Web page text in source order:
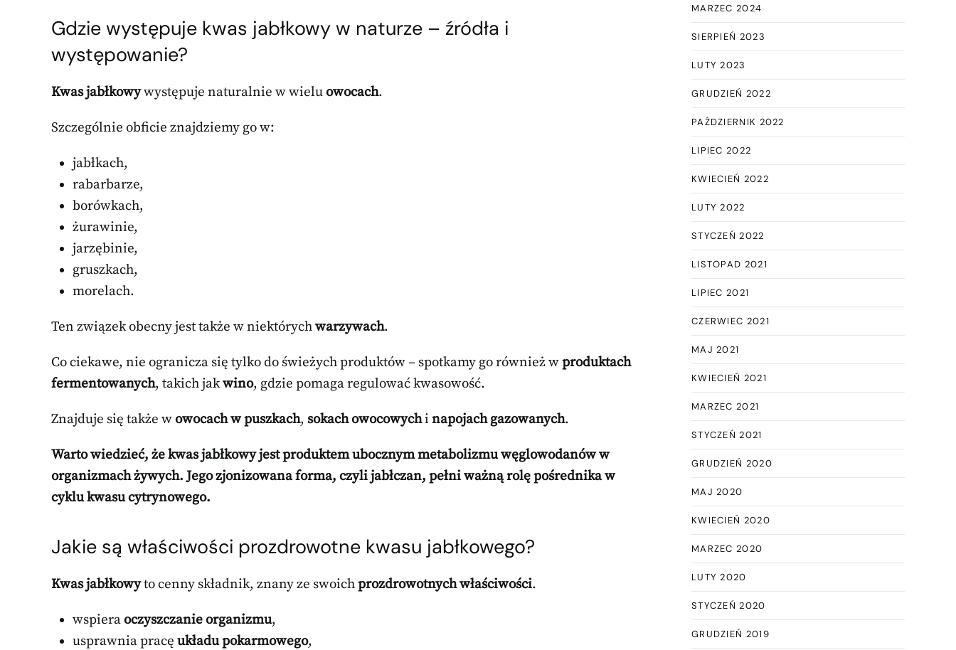
Gdzie występuje kwas jabłkowy w naturze – źródła i
występowanie?
Kwas jabłkowywystępuje naturalnie w wieluowocach.
Szczególnie obficie znajdziemy go w:
jabłkach,
rabarbarze,
borówkach,
żurawinie,
jarzębinie,
gruszkach,
morelach.
Ten związek obecny jest także w niektórychwarzywach.
Co ciekawe, nie ogranicza się tylko do świeżych produktów – spotkamy go również wproduktach
fermentowanych, takich jakwino, gdzie pomaga regulować kwasowość.
Znajduje się także wowocach w puszkach, sokach owocowychi napojach gazowanych.
Warto wiedzieć, żekwas jabłkowyjest produktem ubocznymmetabolizmu węglowodanóww
organizmach żywych. Jego zjonizowana forma, czylijabłczan, pełni ważną rolę pośrednika w
cyklu kwasu cytrynowego.
Jakie są właściwości prozdrowotne kwasu jabłkowego?
Kwas jabłkowyto cenny składnik, znany ze swoichprozdrowotnych właściwości.
wspieraoczyszczanie organizmu,
usprawnia pracę układu pokarmowego,
MARZEC 2024
SIERPIEŃ 2023
LUTY 2023
GRUDZIEŃ 2022
PAŹDZIERNIK 2022
LIPIEC 2022
KWIECIEŃ 2022
LUTY 2022
STYCZEŃ 2022
LISTOPAD 2021
LIPIEC 2021
CZERWIEC 2021
MAJ 2021
KWIECIEŃ 2021
MARZEC 2021
STYCZEŃ 2021
GRUDZIEŃ 2020
MAJ 2020
KWIECIEŃ 2020
MARZEC 2020
LUTY 2020
STYCZEŃ 2020
GRUDZIEŃ 2019